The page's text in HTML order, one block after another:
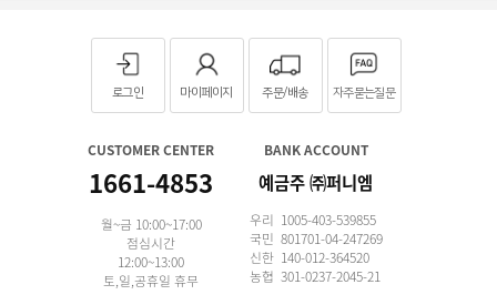
로그인 마이페이지 주문/배송 자주묻는질문
CUSTOMER CENTER
1661-4853
월~금 10:00~17:00
점심시간
12:00~13:00
토,일,공휴일 휴무
BANK ACCOUNT
예금주 ㈜퍼니엠
우리 1005-403-539855
국민 801701-04-247269
신한 140-012-364520
농협 301-0237-2045-21